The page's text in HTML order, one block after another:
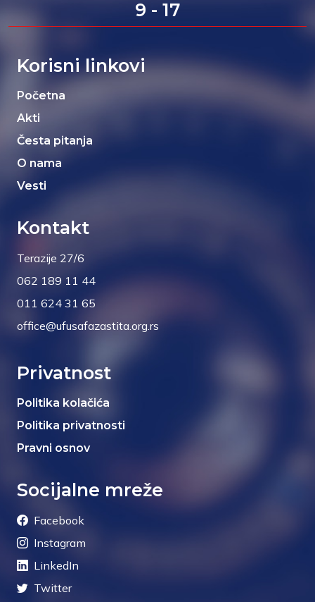
9 - 17
Korisni linkovi
Početna
Akti
Česta pitanja
O nama
Vesti
Kontakt
Terazije 27/6
062 189 11 44
011 624 31 65
office@ufusafazastita.org.rs
Privatnost
Politika kolačića
Politika privatnosti
Pravni osnov
Socijalne mreže
Facebook
Instagram
LinkedIn
Twitter